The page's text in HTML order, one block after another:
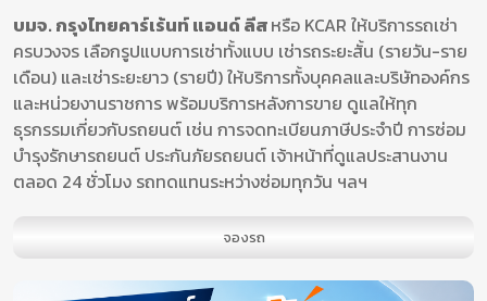
บมจ. กรุงไทยคาร์เร้นท์ แอนด์ ลีสหรือ KCAR ให้บริการรถเช่า
ครบวงจร เลือกรูปแบบการเช่าทั้งแบบ เช่ารถระยะสั้น (รายวัน-ราย
เดือน) และเช่าระยะยาว (รายปี) ให้บริการทั้งบุคคลและบริษัทองค์กร
และหน่วยงานราชการ พร้อมบริการหลังการขาย ดูแลให้ทุก
ธุรกรรมเกี่ยวกับรถยนต์ เช่น การจดทะเบียนภาษีประจำปี การซ่อม
บำรุงรักษารถยนต์ ประกันภัยรถยนต์ เจ้าหน้าที่ดูแลประสานงาน
ตลอด 24 ชั่วโมง รถทดแทนระหว่างซ่อมทุกวัน ฯลฯ
จองรถ